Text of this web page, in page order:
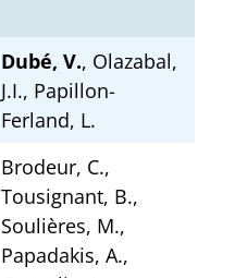
Dubé, V., Olazabal,
J.I., Papillon-
Ferland, L.
Brodeur, C.,
Tousignant, B.,
Soulières, M.,
Papadakis, A.,